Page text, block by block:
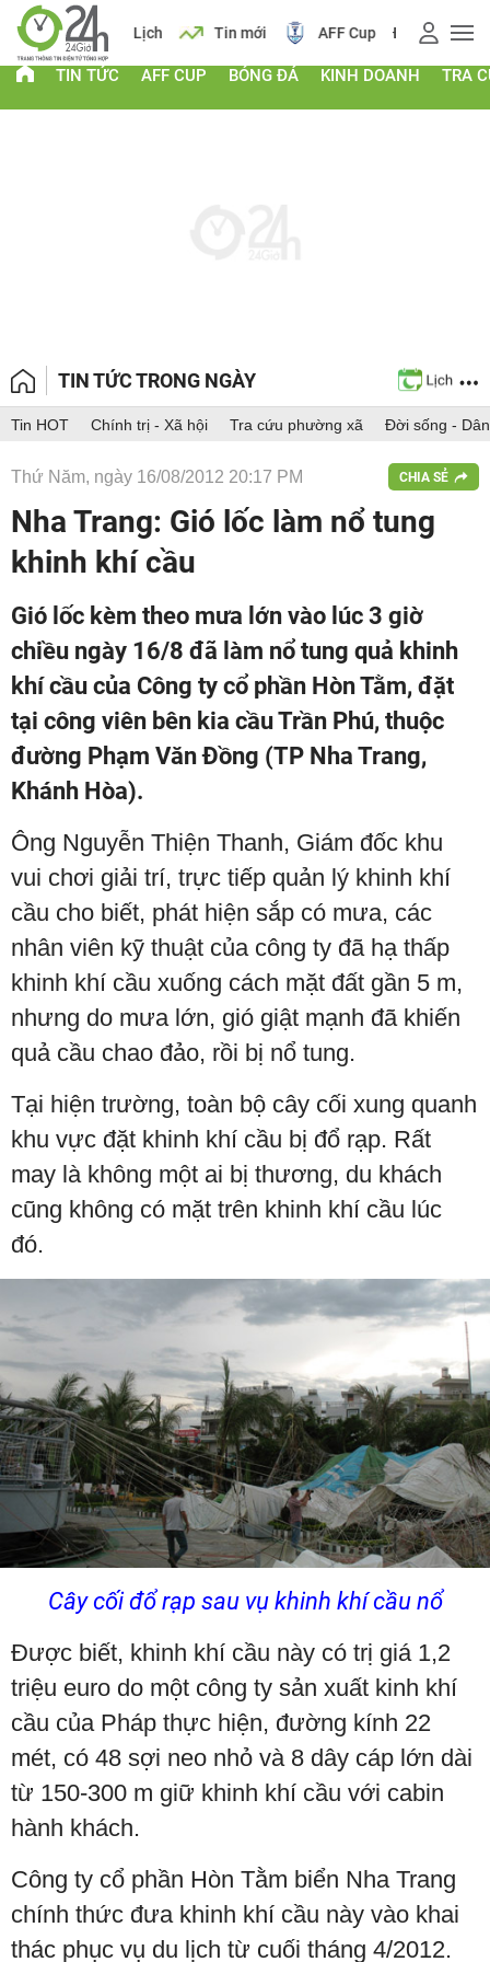
Lịch Tin mới AFF Cup Điểm chuẩn 2026
TIN TỨC AFF CUP BÓNG ĐÁ KINH DOANH TRA
TIN TỨC TRONG NGÀY
Tin HOT Chính trị - Xã hội Tra cứu phường xã Đời sống -
Thứ Năm, ngày 16/08/2012 20:17 PM CHIA SẺ
Nha Trang: Gió lốc làm nổ tung
khinh khí cầu
Gió lốc kèm theo mưa lớn vào lúc 3 giờ
chiều ngày 16/8 đã làm nổ tung quả khinh
khí cầu của Công ty cổ phần Hòn Tằm, đặt
tại công viên bên kia cầu Trần Phú, thuộc
đường Phạm Văn Đồng (TP Nha Trang,
Khánh Hòa).
Ông Nguyễn Thiện Thanh, Giám đốc khu
vui chơi giải trí, trực tiếp quản lý khinh khí
cầu cho biết, phát hiện sắp có mưa, các
nhân viên kỹ thuật của công ty đã hạ thấp
khinh khí cầu xuống cách mặt đất gần 5 m,
nhưng do mưa lớn, gió giật mạnh đã khiến
quả cầu chao đảo, rồi bị nổ tung.
Tại hiện trường, toàn bộ cây cối xung quanh
khu vực đặt khinh khí cầu bị đổ rạp. Rất
may là không một ai bị thương, du khách
cũng không có mặt trên khinh khí cầu lúc
đó.
Cây cối đổ rạp sau vụ khinh khí cầu nổ
Được biết, khinh khí cầu này có trị giá 1,2
triệu euro do một công ty sản xuất kinh khí
cầu của Pháp thực hiện, đường kính 22
mét, có 48 sợi neo nhỏ và 8 dây cáp lớn dài
từ 150-300 m giữ khinh khí cầu với cabin
hành khách.
Công ty cổ phần Hòn Tằm biển Nha Trang
chính thức đưa khinh khí cầu này vào khai
thác phục vụ du lịch từ cuối tháng 4/2012.